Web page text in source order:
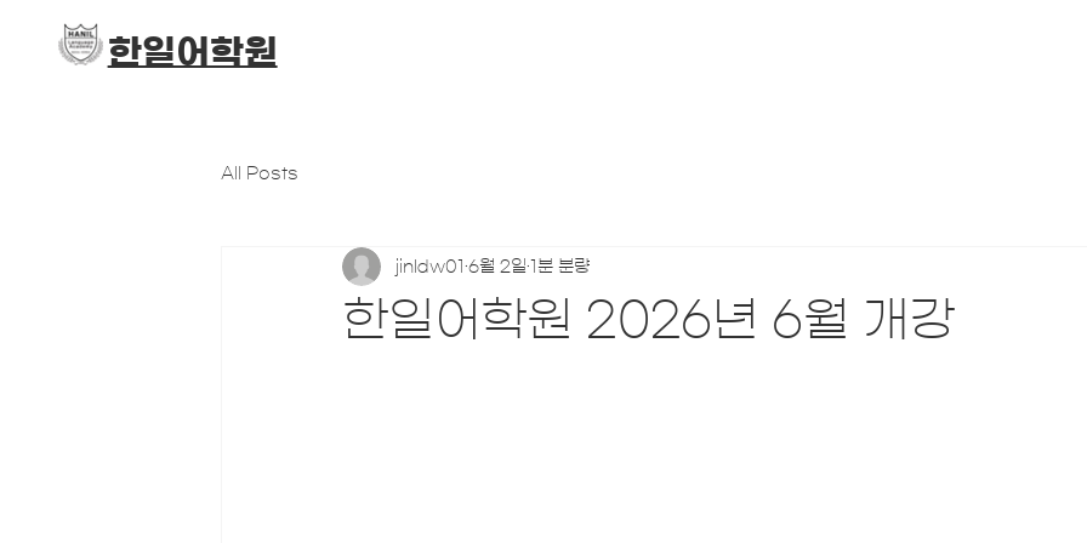
​한일어학원
All Posts
한일어학원 2026년 6월 개강
jinldw01 6월 2일 1분 분량